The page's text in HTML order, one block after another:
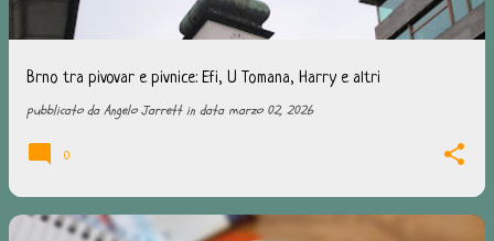
Brno tra pivovar e pivnice: Efi, U Tomana, Harry e altri
pubblicato daAngelo Jarrett in data marzo 02, 2026
0